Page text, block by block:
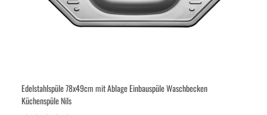
Edelstahlspüle 78x49cm mit Ablage Einbauspüle Waschbecken
Küchenspüle Nils